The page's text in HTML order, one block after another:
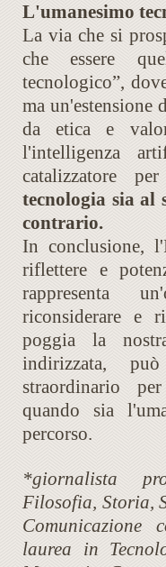
L'umanesimo
La via che si
che essere
tecnologico”,
ma un'estensione
da etica e
l'intelligenza
catalizzatore per
tecnologia sia al
contrario.
In conclusione,
riflettere e
rappresenta
riconsiderare e
poggia la
indirizzata,
straordinario
quando sia
percorso.
*giornalista
Filosofia, Storia,
Comunicazione
laurea in